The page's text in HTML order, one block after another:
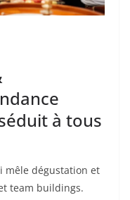
à tous
mêle dégustation et
team buildings.